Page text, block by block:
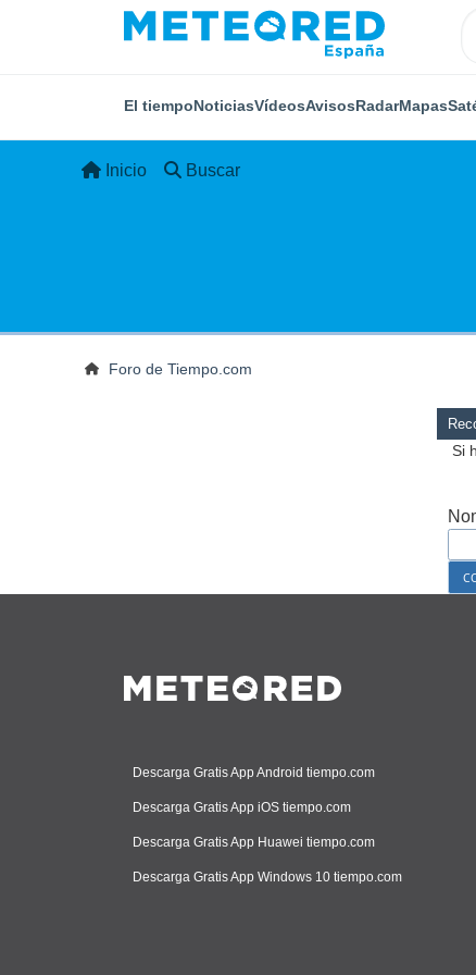
El tiempoNoticiasVídeosAvisosRadarMapas
Inicio Buscar
Foro de Tiempo.com
Si
Descarga Gratis App Android tiempo.com
Descarga Gratis App iOS tiempo.com
Descarga Gratis App Huawei tiempo.com
Descarga Gratis App Windows 10 tiempo.com